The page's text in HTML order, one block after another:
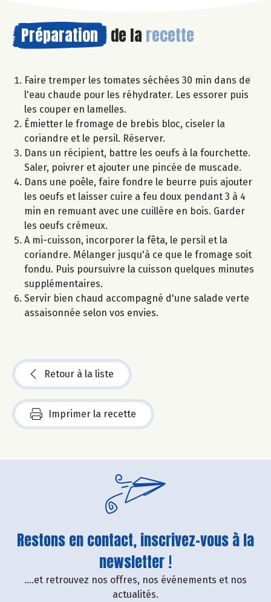
Préparation de la recette
Faire tremper les tomates séchées 30 min dans de
l'eau chaude pour les réhydrater. Les essorer puis
les couper en lamelles.
Émietter le fromage de brebis bloc, ciseler la
coriandre et le persil. Réserver.
Dans un récipient, battre les oeufs à la fourchette.
Saler, poivrer et ajouter une pincée de muscade.
Dans une poêle, faire fondre le beurre puis ajouter
les oeufs et laisser cuire a feu doux pendant 3 à 4
min en remuant avec une cuillère en bois. Garder
les oeufs crémeux.
A mi-cuisson, incorporer la fêta, le persil et la
coriandre. Mélanger jusqu'à ce que le fromage soit
fondu. Puis poursuivre la cuisson quelques minutes
supplémentaires.
Servir bien chaud accompagné d'une salade verte
assaisonnée selon vos envies.
Retour à la liste
Imprimer la recette
Restons en contact, inscrivez-vous à la
newsletter !
....et retrouvez nos offres, nos événements et nos
actualités.